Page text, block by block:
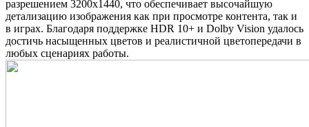
разрешением 3200x1440, что обеспечивает высочайшую
детализацию изображения как при просмотре контента, так и
в играх. Благодаря поддержке HDR 10+ и Dolby Vision удалось
достичь насыщенных цветов и реалистичной цветопередачи в
любых сценариях работы.